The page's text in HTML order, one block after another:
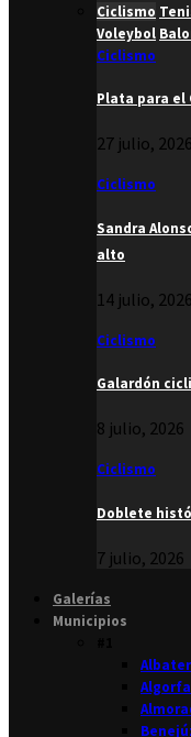
Ciclismo
Voleybol
Ciclismo
Plata para el
27 julio, 2026
Ciclismo
Sandra
alto
14 julio, 2026
Ciclismo
Galardón
8 julio, 2026
Ciclismo
Doblete
7 julio, 2026
Galerías
Municipios
Algorfa